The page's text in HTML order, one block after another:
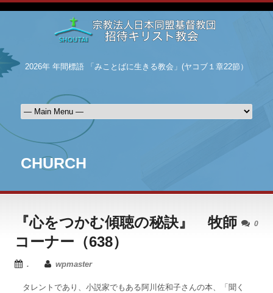
2026年 年間標語 「みことばに生きる教会」(ヤコブ１章22節）
CHURCH
0
『心をつかむ傾聴の秘訣』 牧師
コーナー（638）
. wpmaster
タレントであり、小説家でもある阿川佐和子さんの本、「聞く